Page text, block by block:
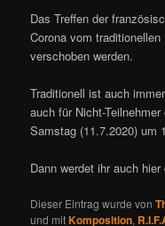
a
v
i
a
t
i
n
Das Treffen der
Corona vom
verschoben werden.
Traditionell ist auch
auch für Nicht-
Samstag (11.7.2020) um
Dann werdet ihr auch
Dieser Eintrag wurde von
und mitKomposition,